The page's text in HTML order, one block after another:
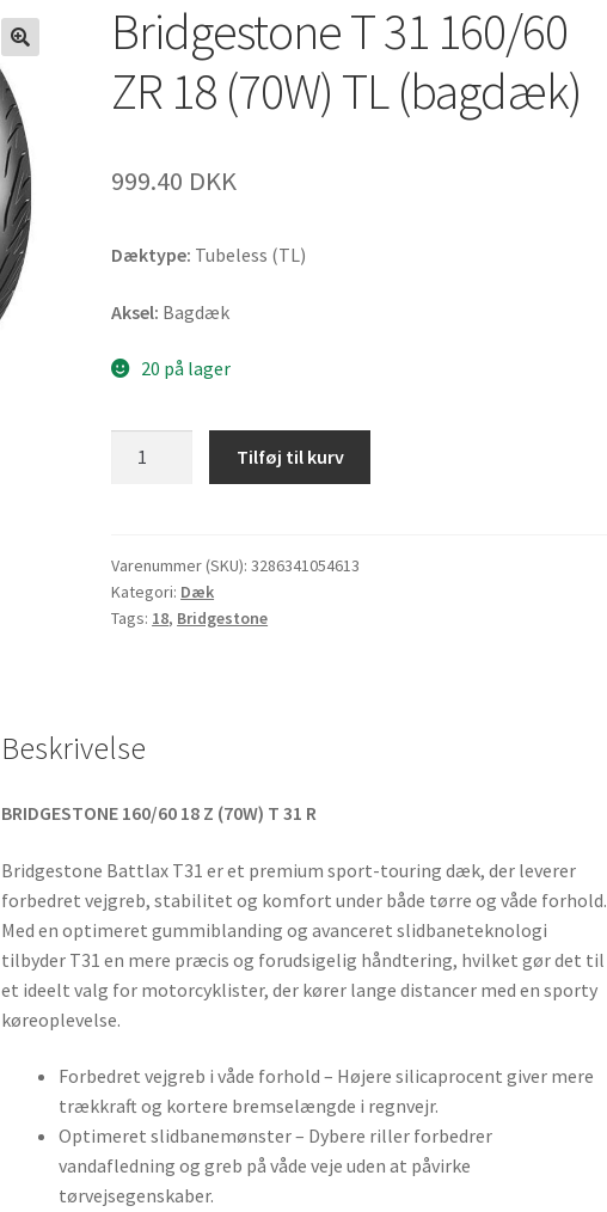
Bridgestone T 31 160/60
ZR 18 (70W) TL (bagdæk)
999.40 DKK
Dæktype: Tubeless (TL)
Aksel: Bagdæk
20 på lager
ZR
18
(70W)
Tilføj til kurv
Varenummer (SKU):3286341054613
Kategori: Dæk
Tags: 18, Bridgestone
Beskrivelse
BRIDGESTONE 160/60 18 Z (70W) T 31 R
Bridgestone Battlax T31 er et premium sport-touring dæk, der leverer
forbedret vejgreb, stabilitet og komfort under både tørre og våde forhold.
Med en optimeret gummiblanding og avanceret slidbaneteknologi
tilbyder T31 en mere præcis og forudsigelig håndtering, hvilket gør det til
et ideelt valg for motorcyklister, der kører lange distancer med en sporty
køreoplevelse.
Forbedret vejgreb i våde forhold – Højere silicaprocent giver mere
trækkraft og kortere bremselængde i regnvejr.
Optimeret slidbanemønster – Dybere riller forbedrer
vandafledning og greb på våde veje uden at påvirke
tørvejsegenskaber.